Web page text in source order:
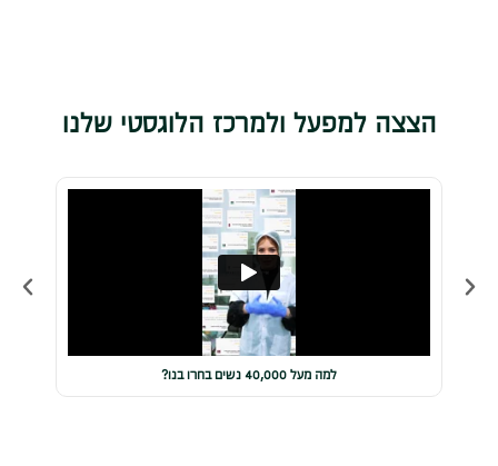
הצצה למפעל ולמרכז הלוגסטי שלנו
למה מעל 40,000 נשים בחרו בנו?